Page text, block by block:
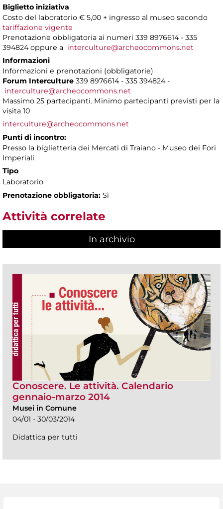
Biglietto iniziativa
Costo del laboratorio € 5,00 + ingresso al museo secondo
tariffazione vigente
Prenotazione obbligatoria ai numeri 339 8976614 - 335
394824 oppure a interculture@archeocommons.net
Informazioni
Informazioni e prenotazioni (obbligatorie)
Forum Interculture 339 8976614 - 335 394824 -
interculture@archeocommons.net
Massimo 25 partecipanti. Minimo partecipanti previsti per la
visita 10
interculture@archeocommons.net
Punti di incontro:
Presso la biglietteria dei Mercati di Traiano - Museo dei Fori
Imperiali
Tipo
Laboratorio
Prenotazione obbligatoria: Sì
Attività correlate
In archivio
Conoscere. Le attività. Calendario
gennaio-marzo 2014
Musei in Comune
04/01 - 30/03/2014
Didattica per tutti